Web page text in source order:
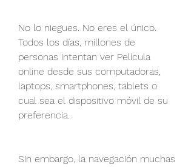
No lo niegues. No eres el único.
Todos los días, millones de
personas intentan ver Película
online desde sus computadoras,
laptops, smartphones, tablets o
cual sea el dispositivo móvil de su
preferencia.
Sin embargo, la navegación muchas